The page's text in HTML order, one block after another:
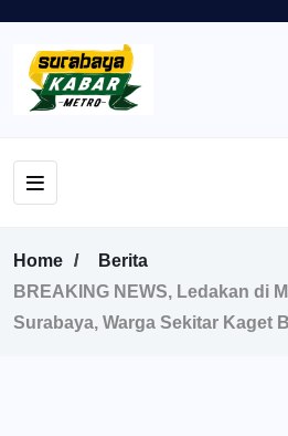
Home
Berita
BREAKING NEWS, Ledakan di
Surabaya, Warga Sekitar Kaget